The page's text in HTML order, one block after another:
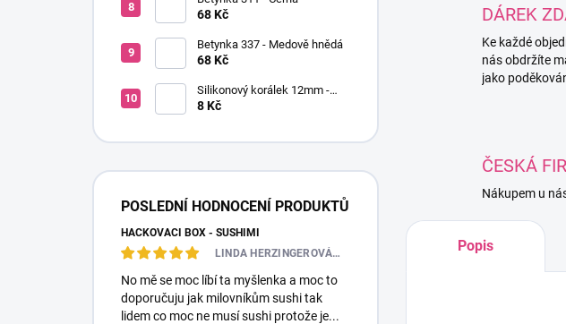
68 Kč
Betynka 337 - Medově hnědá
68 Kč
Silikonový korálek 12mm -
Kulatý
8 Kč
POSLEDNÍ HODNOCENÍ PRODUKTŮ
HÁČKOVACÍ BOX - SUSHIMI
LINDA HERZINGEROVÁ❤️🎀💋
No mě se moc líbí ta myšlenka a moc to
doporučuju jak milovníkům sushi tak
lidem co moc ne musí sushi protože je...
DÁREK
Ke každé
nás obdržíte
jako
ČESKÁ
Nákupem u
Popis